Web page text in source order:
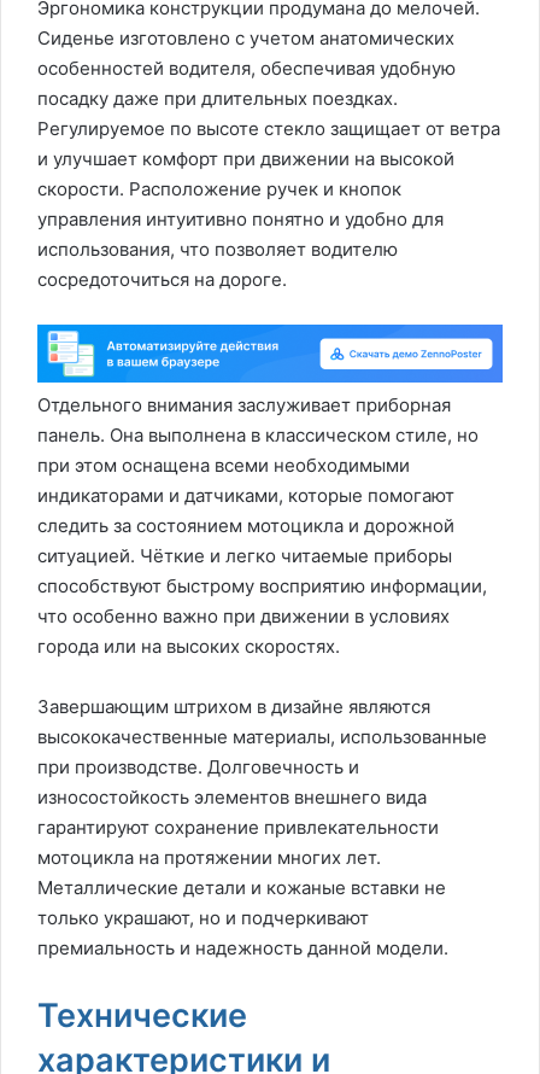
Эргономика конструкции продумана до мелочей.
Сиденье изготовлено с учетом анатомических
особенностей водителя, обеспечивая удобную
посадку даже при длительных поездках.
Регулируемое по высоте стекло защищает от ветра
и улучшает комфорт при движении на высокой
скорости. Расположение ручек и кнопок
управления интуитивно понятно и удобно для
использования, что позволяет водителю
сосредоточиться на дороге.
Отдельного внимания заслуживает приборная
панель. Она выполнена в классическом стиле, но
при этом оснащена всеми необходимыми
индикаторами и датчиками, которые помогают
следить за состоянием мотоцикла и дорожной
ситуацией. Чёткие и легко читаемые приборы
способствуют быстрому восприятию информации,
что особенно важно при движении в условиях
города или на высоких скоростях.
Завершающим штрихом в дизайне являются
высококачественные материалы, использованные
при производстве. Долговечность и
износостойкость элементов внешнего вида
гарантируют сохранение привлекательности
мотоцикла на протяжении многих лет.
Металлические детали и кожаные вставки не
только украшают, но и подчеркивают
премиальность и надежность данной модели.
Технические
характеристики и